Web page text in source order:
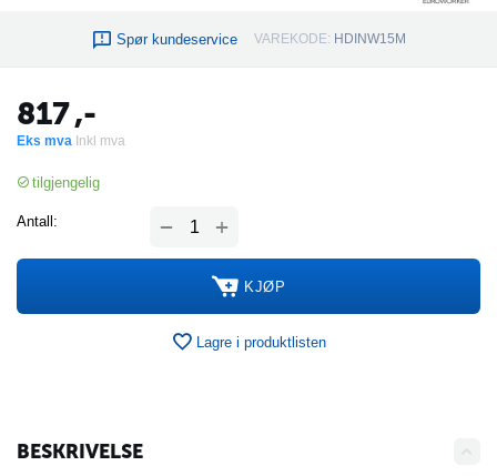
Spør kundeservice VAREKODE: HDINW15M
817,-
Eks mva Inkl mva
tilgjengelig
Antall: +
−
KJØP
Lagre i produktlisten
BESKRIVELSE